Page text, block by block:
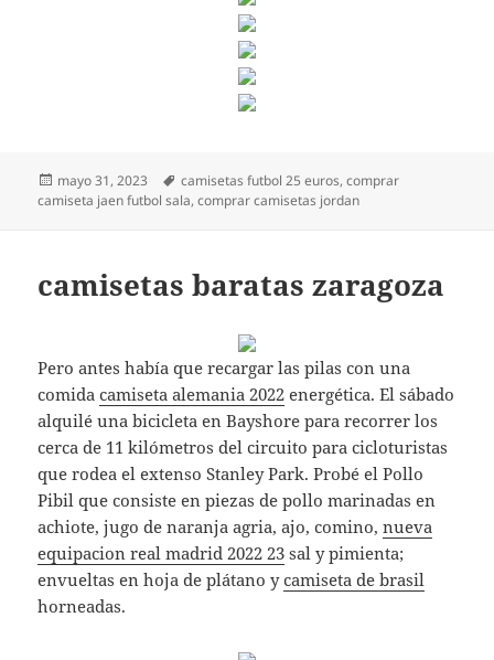
Publicado
el
mayo 31, 2023 Etiquetas
camisetas futbol 25 euros,comprar
camiseta jaen futbol sala,comprar camisetas jordan
camisetas baratas zaragoza
Pero antes había que recargar las pilas con una
comidacamiseta alemania 2022 energética. El sábado
alquilé una bicicleta en Bayshore para recorrer los
cerca de 11 kilómetros del circuito para cicloturistas
que rodea el extenso Stanley Park. Probé el Pollo
Pibil que consiste en piezas de pollo marinadas en
achiote, jugo de naranja agria, ajo, comino,nueva
equipacion real madrid 2022 23 sal y pimienta;
envueltas en hoja de plátano ycamiseta de brasil
horneadas.